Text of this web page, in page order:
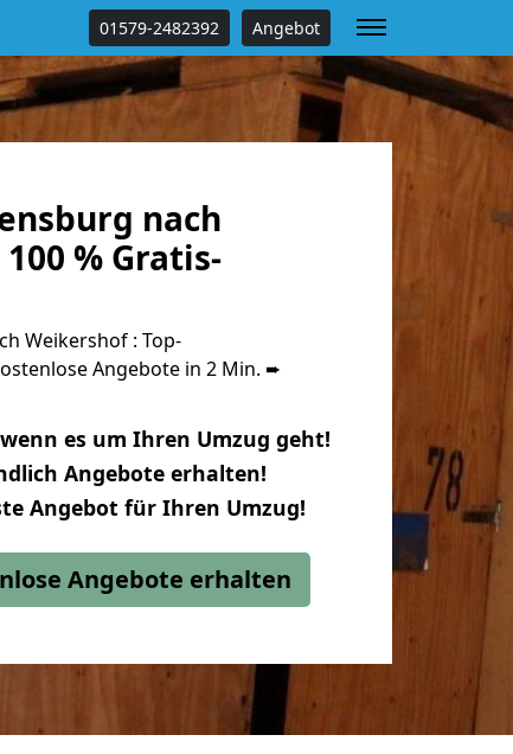
01579-2482392 Angebot
nach
% Gratis-
Weikershof : Top-
Angebote in 2 Min. ➨
es um Ihren Umzug geht!
Angebote erhalten!
Angebot für Ihren Umzug!
Angebote erhalten